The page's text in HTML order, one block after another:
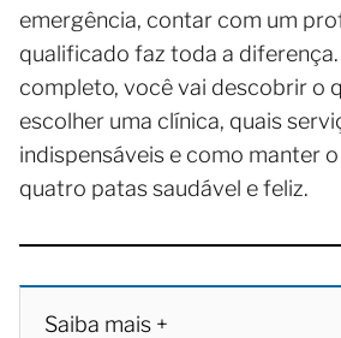
emergência, contar com um
qualificado faz toda a
completo, você vai descobrir o
escolher uma clínica, quais
indispensáveis e como manter
quatro patas saudável e feliz.
Saiba mais +